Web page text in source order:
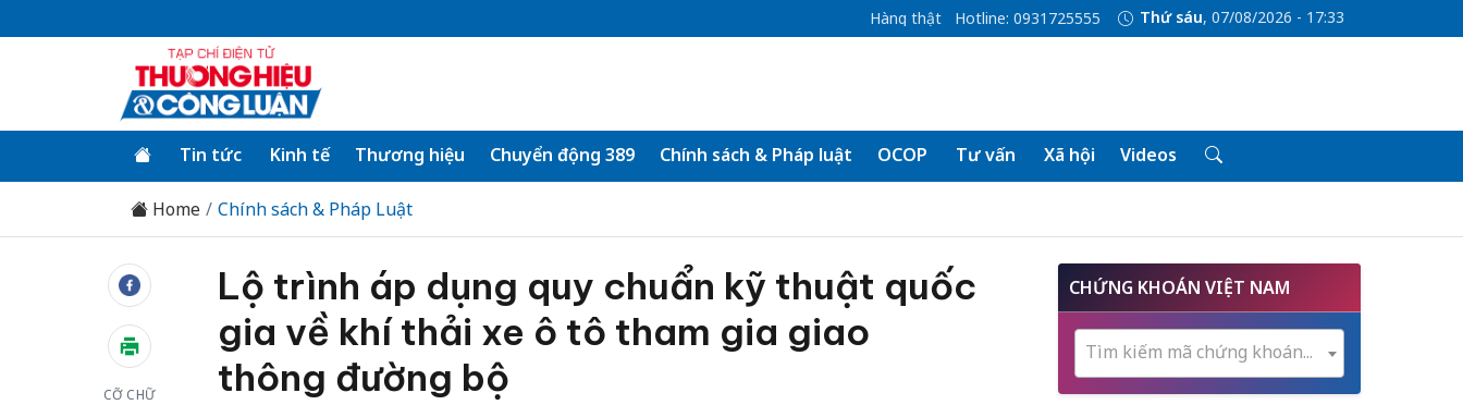
Hàng thật Hotline: 0931725555 Thứ sáu, 07/08/2026 - 17:33
Tin tức Kinh tế Thương hiệu Chuyển động 389 Chính sách & Pháp luật OCOP Tư vấn Xã hội Videos
Home Chính sách & Pháp Luật
CỠ CHỮ
Lộ trình áp dụng quy chuẩn kỹ thuật quốc
gia về khí thải xe ô tô tham gia giao
thông đường bộ
CHỨNG KHOÁN VIỆT NAM
Tìm kiếm mã chứng khoán...